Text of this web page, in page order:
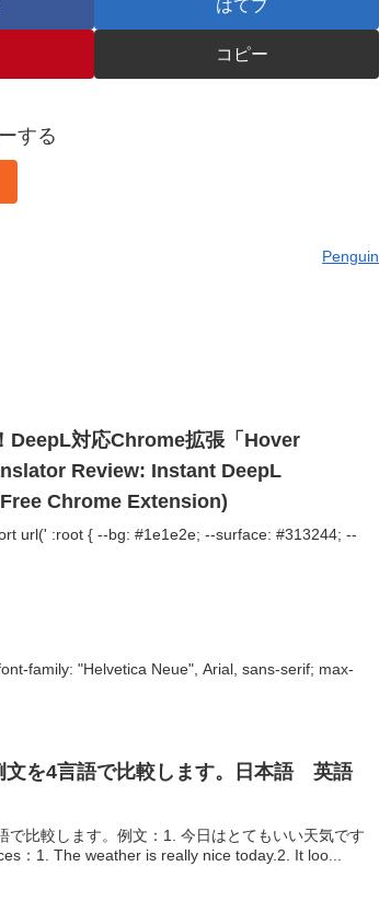
はてブ
コピー
する
Penguin
DeepL対応Chrome拡張「Hover
Review: Instant DeepL
Chrome Extension)
url(' :root { --bg: #1e1e2e; --surface: #313244; --
family: "Helvetica Neue", Arial, sans-serif; max-
文を4言語で比較します。日本語 英語
で比較します。例文：1. 今日はとてもいい天気です
：1. The weather is really nice today.2. It loo...